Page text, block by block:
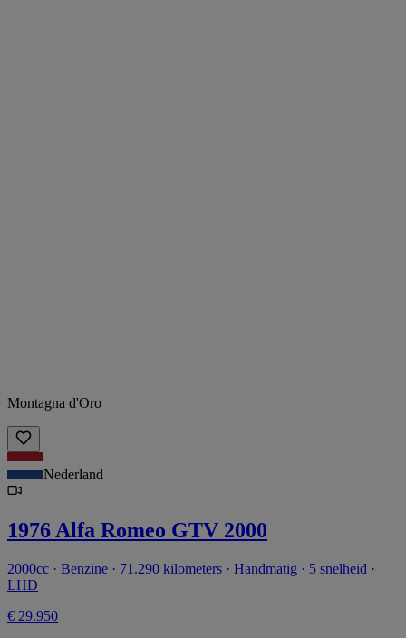
Montagna d'Oro
Nederland
1976 Alfa Romeo GTV 2000
2000cc · Benzine · 71.290 kilometers · Handmatig · 5 snelheid ·
LHD
€ 29.950